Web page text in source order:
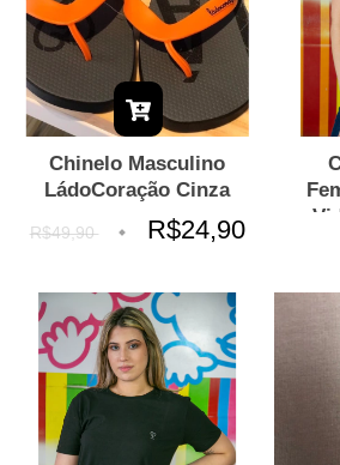
Chinelo Masculino
LádoCoração Cinza
R$49,90 R$24,90